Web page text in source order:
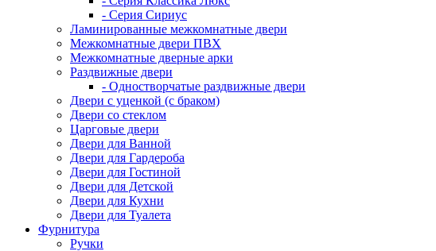
- Серия Сириус
Ламинированные межкомнатные двери
Межкомнатные двери ПВХ
Межкомнатные дверные арки
Раздвижные двери
- Одностворчатые раздвижные двери
Двери с уценкой (с браком)
Двери со стеклом
Царговые двери
Двери для Ванной
Двери для Гардероба
Двери для Гостиной
Двери для Детской
Двери для Кухни
Двери для Туалета
Фурнитура
Ручки